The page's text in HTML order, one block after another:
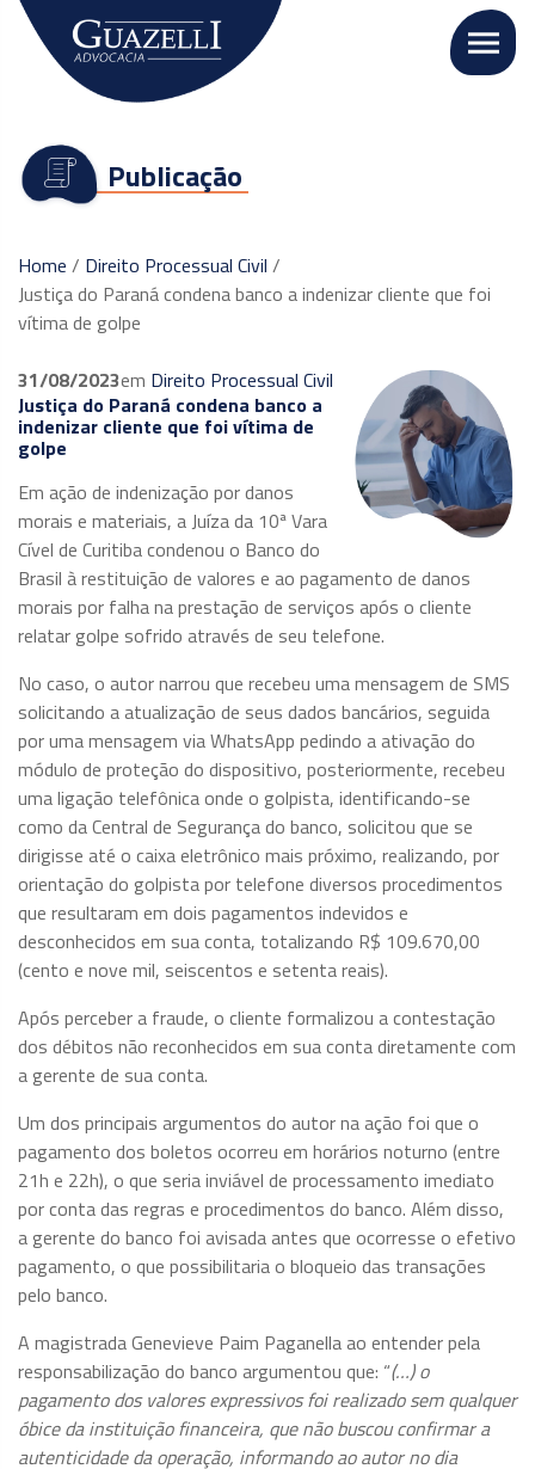
Publicação
Home / Direito Processual Civil /
Justiça do Paraná condena banco a indenizar cliente que foi
vítima de golpe
31/08/2023em Direito Processual Civil
Justiça do Paraná condena banco a
indenizar cliente que foi vítima de
golpe
Em ação de indenização por danos
morais e materiais, a Juíza da 10ª Vara
Cível de Curitiba condenou o Banco do
Brasil à restituição de valores e ao pagamento de danos
morais por falha na prestação de serviços após o cliente
relatar golpe sofrido através de seu telefone.
No caso, o autor narrou que recebeu uma mensagem de SMS
solicitando a atualização de seus dados bancários, seguida
por uma mensagem via WhatsApp pedindo a ativação do
módulo de proteção do dispositivo, posteriormente, recebeu
uma ligação telefônica onde o golpista, identificando-se
como da Central de Segurança do banco, solicitou que se
dirigisse até o caixa eletrônico mais próximo, realizando, por
orientação do golpista por telefone diversos procedimentos
que resultaram em dois pagamentos indevidos e
desconhecidos em sua conta, totalizando R$ 109.670,00
(cento e nove mil, seiscentos e setenta reais).
Após perceber a fraude, o cliente formalizou a contestação
dos débitos não reconhecidos em sua conta diretamente com
a gerente de sua conta.
Um dos principais argumentos do autor na ação foi que o
pagamento dos boletos ocorreu em horários noturno (entre
21h e 22h), o que seria inviável de processamento imediato
por conta das regras e procedimentos do banco. Além disso,
a gerente do banco foi avisada antes que ocorresse o efetivo
pagamento, o que possibilitaria o bloqueio das transações
pelo banco.
A magistrada Genevieve Paim Paganella ao entender pela
responsabilização do banco argumentou que: “(…) o
pagamento dos valores expressivos foi realizado sem qualquer
óbice da instituição financeira, que não buscou confirmar a
autenticidade da operação, informando ao autor no dia